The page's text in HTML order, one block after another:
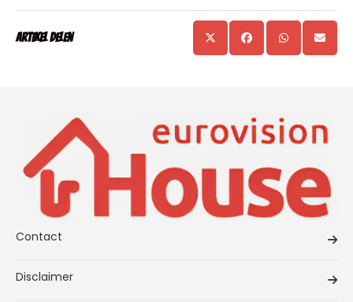
Artikel delen
Contact
Disclaimer